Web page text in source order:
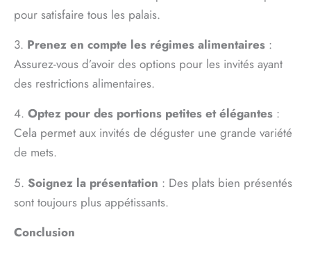
pour satisfaire tous les palais.
3. Prenez en compte les régimes alimentaires :
Assurez-vous d’avoir des options pour les invités ayant
des restrictions alimentaires.
4. Optez pour des portions petites et élégantes :
Cela permet aux invités de déguster une grande variété
de mets.
5. Soignez la présentation : Des plats bien présentés
sont toujours plus appétissants.
Conclusion